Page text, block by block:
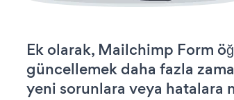
Ek olarak, Mailchimp Form
güncellemek daha fazla
yeni sorunlara veya hatalara